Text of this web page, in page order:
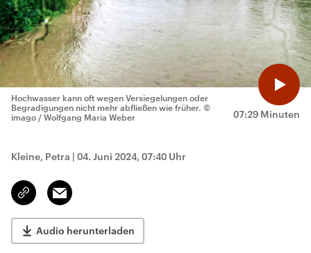
07:29 Minuten
Hochwasser kann oft wegen Versiegelungen oder
Begradigungen nicht mehr abfließen wie früher. ©
imago / Wolfgang Maria Weber
Kleine, Petra | 04. Juni 2024, 07:40 Uhr
Link
kopieren/teilen
Email
Audio herunterladen